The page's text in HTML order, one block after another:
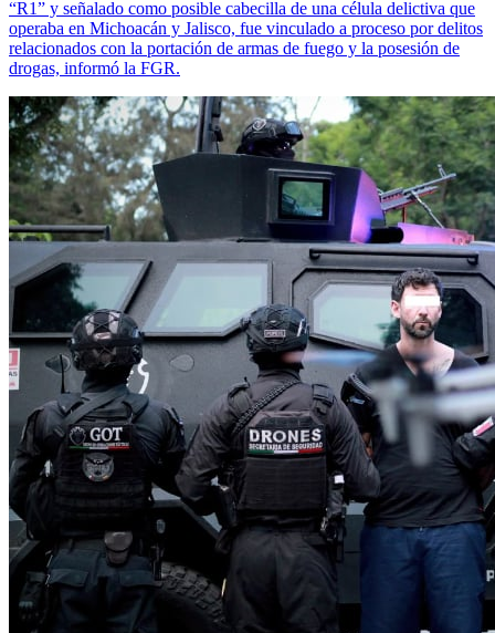
“R1” y señalado como posible cabecilla de una célula delictiva que
operaba en Michoacán y Jalisco, fue vinculado a proceso por delitos
relacionados con la portación de armas de fuego y la posesión de
drogas, informó la FGR.